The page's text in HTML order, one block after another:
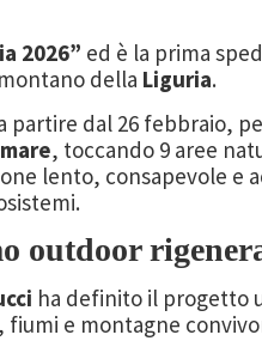
2026” ed è la prima
della Liguria.
partire dal 26 febbraio,
, toccando 9 aree
lento, consapevole e
outdoor
ha definito il progetto
e montagne